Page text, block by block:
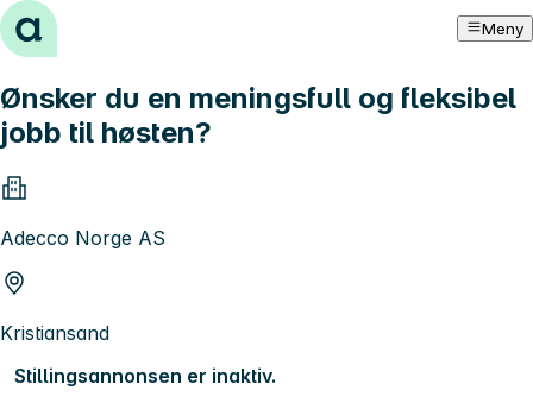
Hopp til innhold Meny
Ønsker du en meningsfull og fleksibel
jobb til høsten?
Adecco Norge AS
Kristiansand
Stillingsannonsen er inaktiv.